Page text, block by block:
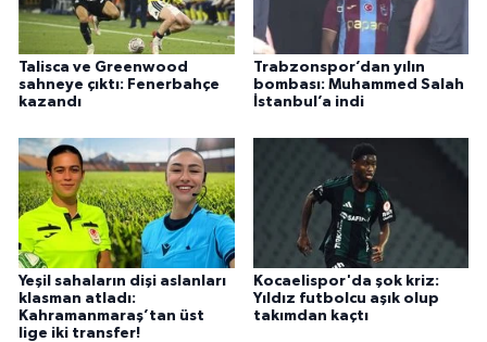
Talisca ve Greenwood
sahneye çıktı: Fenerbahçe
kazandı
Trabzonspor’dan yılın
bombası: Muhammed Salah
İstanbul’a indi
Yeşil sahaların dişi aslanları
klasman atladı:
Kahramanmaraş’tan üst
lige iki transfer!
Kocaelispor'da şok kriz:
Yıldız futbolcu aşık olup
takımdan kaçtı